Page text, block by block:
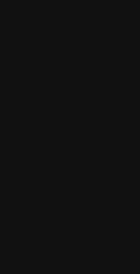
kontextem